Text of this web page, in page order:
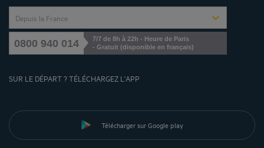
Depuis la France
0800 940 014
7/7 de 8h à 22h - Heure de Paris
- Gratuit (disponible en français)
SUR LE DÉPART ? TÉLÉCHARGEZ L'APP
Télécharger sur Google play